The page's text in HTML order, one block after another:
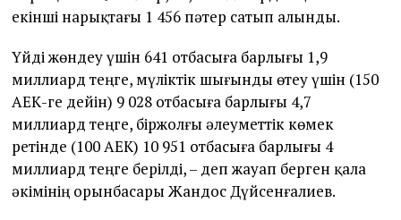
екінші нарықтағы 1 456 пәтер сатып алынды.
Үйді жөндеу үшін 641 отбасыға барлығы 1,9
миллиард теңге, мүліктік шығынды өтеу үшін (150
АЕК-ге дейін) 9 028 отбасыға барлығы 4,7
миллиард теңге, біржолғы әлеуметтік көмек
ретінде (100 АЕК) 10 951 отбасыға барлығы 4
миллиард теңге берілді, – деп жауап берген қала
әкімінің орынбасары Жандос Дүйсенғалиев.